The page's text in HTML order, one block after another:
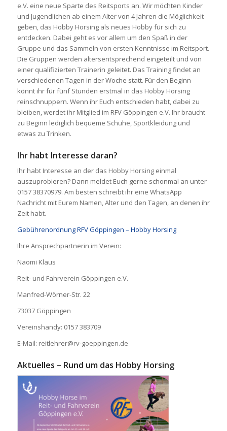
e.V. eine neue Sparte des Reitsports an. Wir möchten Kinder
und Jugendlichen ab einem Alter von 4 Jahren die Möglichkeit
geben, das Hobby Horsing als neues Hobby für sich zu
entdecken. Dabei geht es vor allem um den Spaß in der
Gruppe und das Sammeln von ersten Kenntnisse im Reitsport.
Die Gruppen werden altersentsprechend eingeteilt und von
einer qualifizierten Trainerin geleitet. Das Training findet an
verschiedenen Tagen in der Woche statt. Für den Beginn
könnt ihr für fünf Stunden erstmal in das Hobby Horsing
reinschnuppern. Wenn ihr Euch entschieden habt, dabei zu
bleiben, werdet ihr Mitglied im RFV Göppingen e.V. Ihr braucht
zu Beginn lediglich bequeme Schuhe, Sportkleidung und
etwas zu Trinken.
Ihr habt Interesse daran?
Ihr habt Interesse an der das Hobby Horsing einmal
auszuprobieren? Dann meldet Euch gerne schonmal an unter
0157 38370979. Am besten schreibt ihr eine WhatsApp
Nachricht mit Eurem Namen, Alter und den Tagen, an denen ihr
Zeit habt.
Gebührenordnung RFV Göppingen – Hobby Horsing
Ihre Ansprechpartnerin im Verein:
Naomi Klaus
Reit- und Fahrverein Göppingen e.V.
Manfred-Wörner-Str. 22
73037 Göppingen
Vereinshandy: 0157 383709
E-Mail: reitlehrer@rv-goeppingen.de
Aktuelles – Rund um das Hobby Horsing